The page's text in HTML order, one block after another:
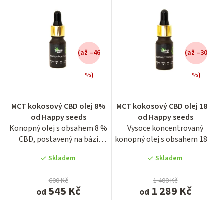
MCT kokosový CBD olej 8%
od Happy seeds
Konopný olej s obsahem 8 %
CBD, postavený na bázi
hodnocení
produktu
je
3,7
z
hvězdiček.
Skladem
od 545 Kč
600 Kč
(až –46
%)
MCT kokosový CBD olej 18%
od Happy seeds
Vysoce koncentrovaný
konopný olej s obsahem 18 %
hodnocení
produktu
je
3,9
z
hvězdiček.
Skladem
od 1 289 Kč
1 400 Kč
(až –30
%)